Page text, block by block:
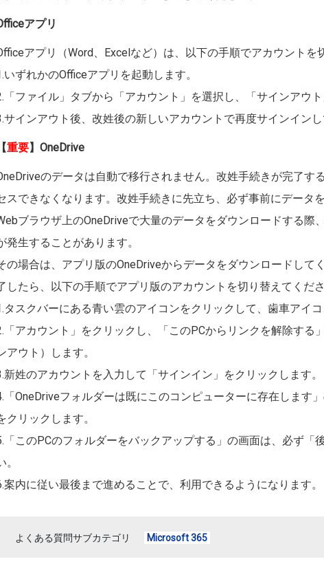
アプリ
アプリ（Word、Excelなど）は、以下の手順でアカウントを
いずれかのOfficeアプリを起動します。
「ファイル」タブから「アカウント」を選択し、「サインアウト
サインアウト後、改姓後の新しいアカウントで再度サインインし
【重要】OneDrive
のデータは自動で移行されません。改姓手続きが完了す
スできなくなります。改姓手続きに先立ち、必ず事前にデータ
ブラウザ上のOneDriveで大量のデータをダウンロードする際
発生することがあります。
の場合は、アプリ版のOneDriveからデータをダウンロードして
したら、以下の手順でアプリ版のアカウントを切り替えてくださ
タスクバーにある青い雲のアイコンをクリックして、歯車アイ
「アカウント」をクリックし、「このPCからリンクを解除する
アウト）します。
新姓のアカウントを入力して「サインイン」をクリックします。
「OneDriveフォルダーは既にこのコンピューターに存在します
クリックします。
「このPCのフォルダーをバックアップする」の画面は、必ず「
。
案内に従い最後まで進めることで、利用できるようになります。
よくある質問サブカテゴリ Microsoft 365